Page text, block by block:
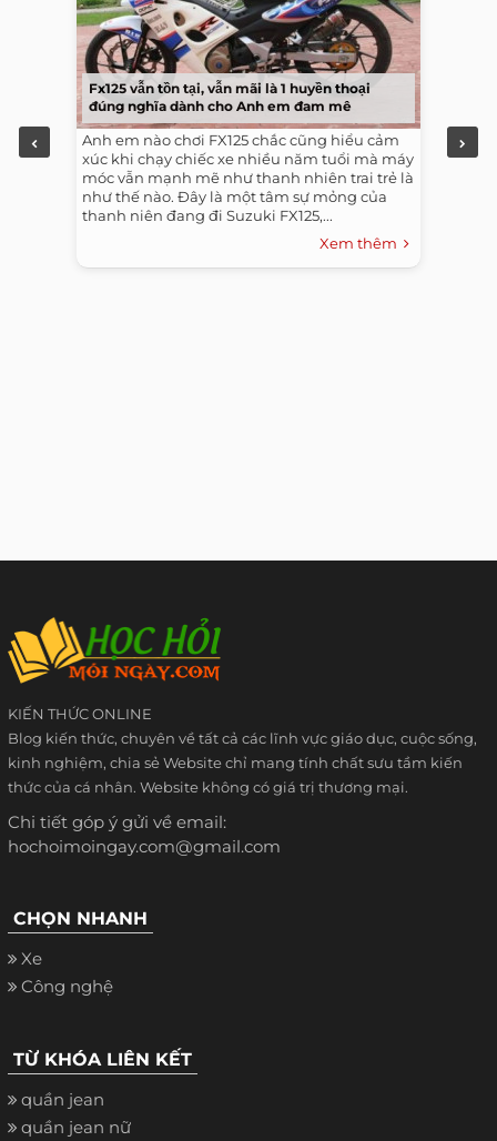
Fx125 vẫn tồn tại, vẫn mãi là 1 huyền thoại
đúng nghĩa dành cho Anh em đam mê
Anh em nào chơi FX125 chắc cũng hiểu cảm
xúc khi chạy chiếc xe nhiều năm tuổi mà máy
móc vẫn mạnh mẽ như thanh nhiên trai trẻ là
như thế nào. Đây là một tâm sự mỏng của
thanh niên đang đi Suzuki FX125,...
Xem thêm
KIẾN THỨC ONLINE
Blog kiến thức, chuyên về tất cả các lĩnh vực giáo dục, cuộc sống,
kinh nghiệm, chia sẻ Website chỉ mang tính chất sưu tầm kiến
thức của cá nhân. Website không có giá trị thương mại.
Chi tiết góp ý gửi về email:
hochoimoingay.com@gmail.com
CHỌN NHANH
Xe
Công nghệ
TỪ KHÓA LIÊN KẾT
quần jean
quần jean nữ